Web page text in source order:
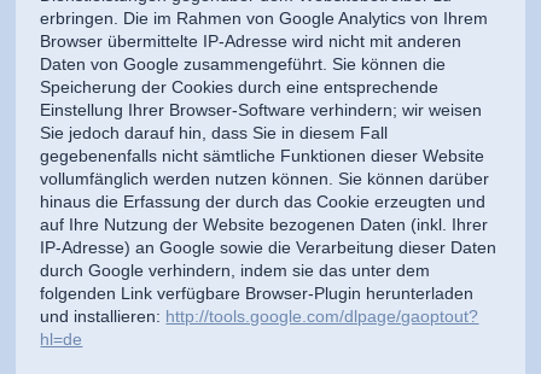
erbringen. Die im Rahmen von Google Analytics von Ihrem
Browser übermittelte IP-Adresse wird nicht mit anderen
Daten von Google zusammengeführt. Sie können die
Speicherung der Cookies durch eine entsprechende
Einstellung Ihrer Browser-Software verhindern; wir weisen
Sie jedoch darauf hin, dass Sie in diesem Fall
gegebenenfalls nicht sämtliche Funktionen dieser Website
vollumfänglich werden nutzen können. Sie können darüber
hinaus die Erfassung der durch das Cookie erzeugten und
auf Ihre Nutzung der Website bezogenen Daten (inkl. Ihrer
IP-Adresse) an Google sowie die Verarbeitung dieser Daten
durch Google verhindern, indem sie das unter dem
folgenden Link verfügbare Browser-Plugin herunterladen
und installieren: http://tools.google.com/dlpage/gaoptout?
hl=de